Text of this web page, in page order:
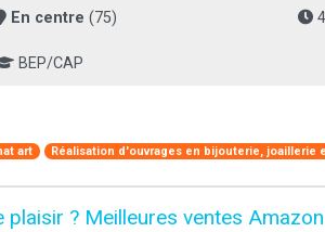
En centre (75)
BEP/CAP
art Réalisation d'ouvrages en bijouterie, joaillerie
plaisir ? Meilleures ventes